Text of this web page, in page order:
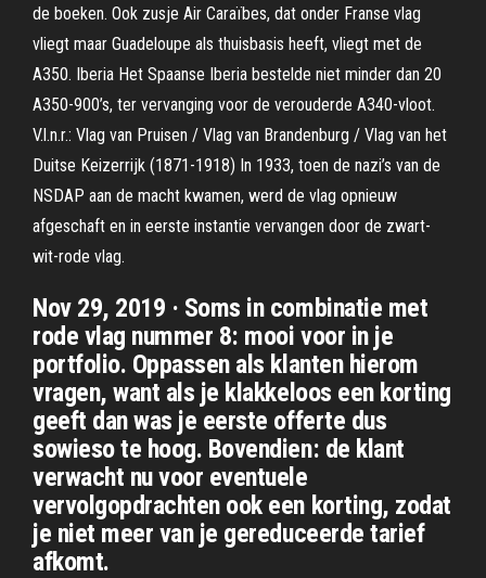
de boeken. Ook zusje Air Caraïbes, dat onder Franse vlag
vliegt maar Guadeloupe als thuisbasis heeft, vliegt met de
A350. Iberia Het Spaanse Iberia bestelde niet minder dan 20
A350-900’s, ter vervanging voor de verouderde A340-vloot.
V.l.n.r.: Vlag van Pruisen / Vlag van Brandenburg / Vlag van het
Duitse Keizerrijk (1871-1918) In 1933, toen de nazi’s van de
NSDAP aan de macht kwamen, werd de vlag opnieuw
afgeschaft en in eerste instantie vervangen door de zwart-
wit-rode vlag.
Nov 29, 2019 · Soms in combinatie met
rode vlag nummer 8: mooi voor in je
portfolio. Oppassen als klanten hierom
vragen, want als je klakkeloos een korting
geeft dan was je eerste offerte dus
sowieso te hoog. Bovendien: de klant
verwacht nu voor eventuele
vervolgopdrachten ook een korting, zodat
je niet meer van je gereduceerde tarief
afkomt.